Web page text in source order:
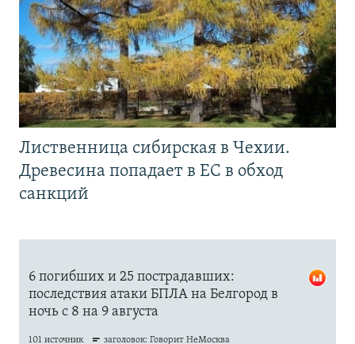
Лиственница сибирская в Чехии.
Древесина попадает в ЕС в обход
санкций